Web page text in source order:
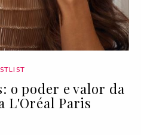
o poder e valor da
L'Oréal Paris